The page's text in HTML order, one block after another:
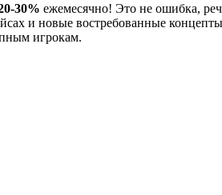
30% ежемесячно! Это не ошибка,
и новые востребованные
игрокам.